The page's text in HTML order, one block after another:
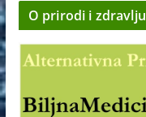
O prirodi i zdravlju